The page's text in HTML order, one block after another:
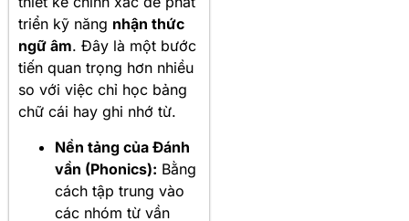
triển kỹ năng nhận thức
ngữ âm. Đây là một bước
tiến quan trọng hơn nhiều
so với việc chỉ học bảng
chữ cái hay ghi nhớ từ.
Nền tảng của Đánh
vần (Phonics): Bằng
cách tập trung vào
các nhóm từ vần